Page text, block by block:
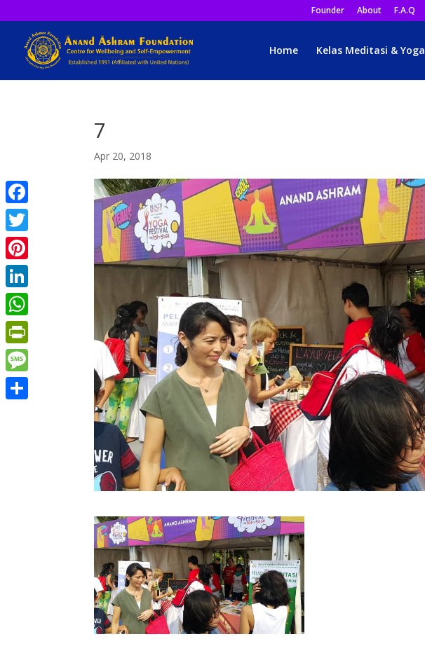
Founder About F.A.Q
Home Kelas Meditasi & Yoga
7
Apr 20, 2018
Facebook
Twitter
Pinterest
LinkedIn
WhatsApp
PrintFriendly
Message